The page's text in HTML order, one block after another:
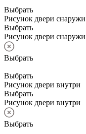
Выбрать
Рисунок двери снаружи
Выбрать
Рисунок двери снаружи
Выбрать
Выбрать
Рисунок двери внутри
Выбрать
Рисунок двери внутри
Выбрать